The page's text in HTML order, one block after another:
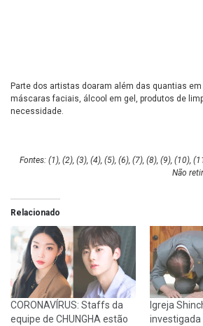
Parte dos artistas doaram além das quantias
máscaras faciais, álcool em gel, produtos de
necessidade.
Fontes: (1 ), (2), (3), (4), (5), (6), (7), (8), (9), (10), (
Não
Relacionado
CORONAVÍRUS: Staffs da
equipe de CHUNGHA estão
Igreja
investigada